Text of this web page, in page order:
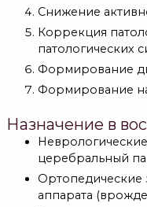
Снижение
Коррекция
патологических
Формирование
Формирование
Назначение в
церебральный
Ортопедические
аппарата